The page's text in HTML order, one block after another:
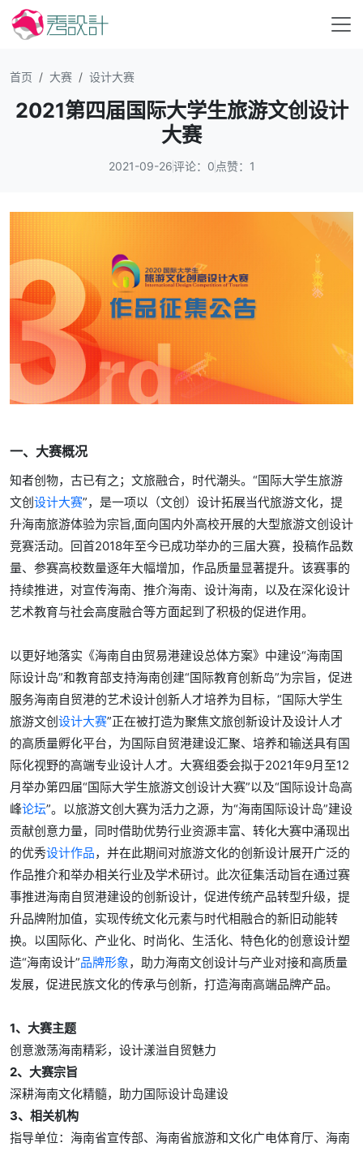
首页 大赛 设计大赛
2021第四届国际大学生旅游文创设计
大赛
2021-09-26评论：0 点赞：1
一、大赛概况
知者创物，古已有之；文旅融合，时代潮头。“国际大学生旅游
文创 设计大赛”，是一项以（文创）设计拓展当代旅游文化，提
升海南旅游体验为宗旨,面向国内外高校开展的大型旅游文创设计
竞赛活动。回首2018年至今已成功举办的三届大赛，投稿作品数
量、参赛高校数量逐年大幅增加，作品质量显著提升。该赛事的
持续推进，对宣传海南、推介海南、设计海南，以及在深化设计
艺术教育与社会高度融合等方面起到了积极的促进作用。
以更好地落实《海南自由贸易港建设总体方案》中建设“海南国
际设计岛”和教育部支持海南创建“国际教育创新岛”为宗旨，促进
服务海南自贸港的艺术设计创新人才培养为目标，“国际大学生
旅游文创 设计大赛”正在被打造为聚焦文旅创新设计及设计人才
的高质量孵化平台，为国际自贸港建设汇聚、培养和输送具有国
际化视野的高端专业设计人才。大赛组委会拟于2021年9月至12
月举办第四届“国际大学生旅游文创设计大赛”以及“国际设计岛高
峰论坛”。以旅游文创大赛为活力之源，为“海南国际设计岛”建设
贡献创意力量，同时借助优势行业资源丰富、转化大赛中涌现出
的优秀设计作品，并在此期间对旅游文化的创新设计展开广泛的
作品推介和举办相关行业及学术研讨。此次征集活动旨在通过赛
事推进海南自贸港建设的创新设计，促进传统产品转型升级，提
升品牌附加值，实现传统文化元素与时代相融合的新旧动能转
换。以国际化、产业化、时尚化、生活化、特色化的创意设计塑
造“海南设计”品牌形象，助力海南文创设计与产业对接和高质量
发展，促进民族文化的传承与创新，打造海南高端品牌产品。
1、大赛主题
创意激荡海南精彩，设计漾溢自贸魅力
2、大赛宗旨
深耕海南文化精髓，助力国际设计岛建设
3、相关机构
指导单位：海南省宣传部、海南省旅游和文化广电体育厅、海南